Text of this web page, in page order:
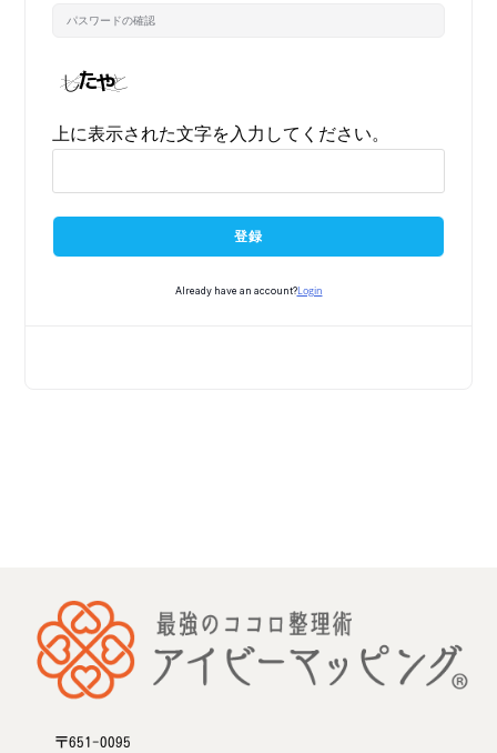
上に表示された文字を入力してください。
登録
Already have an account?Login
〒651-0095